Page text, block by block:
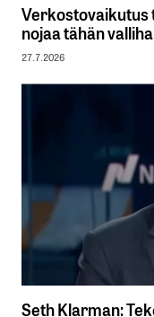
Verkostovaikutus
nojaa tähän
27.7.2026
Seth Klarman: